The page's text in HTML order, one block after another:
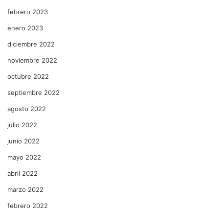
febrero 2023
enero 2023
diciembre 2022
noviembre 2022
octubre 2022
septiembre 2022
agosto 2022
julio 2022
junio 2022
mayo 2022
abril 2022
marzo 2022
febrero 2022